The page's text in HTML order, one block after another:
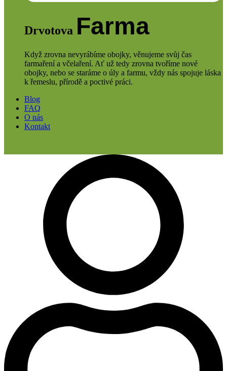
Drvotova Farma
Když zrovna nevyrábíme obojky, věnujeme svůj čas
farmaření a včelaření. Ať už tedy zrovna tvoříme nové
obojky, nebo se staráme o úly a farmu, vždy nás spojuje láska
k řemeslu, přírodě a poctivé práci.
Blog
FAQ
O nás
Kontakt